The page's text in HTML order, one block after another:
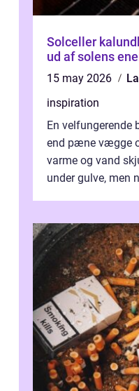
Solceller kalundborg sådan
ud af solens
15 may 2026
inspiration
En
end pæne vægge
varme og vand
under gulve, men